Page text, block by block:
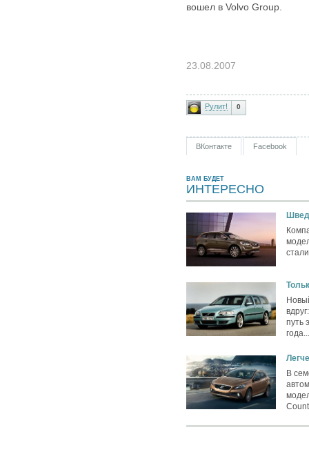
вошел в Volvo Group.
23.08.2007
Рулит! 0
ВКонтакте Facebook
ВАМ БУДЕТ
ИНТЕРЕСНО
путь
года...
В